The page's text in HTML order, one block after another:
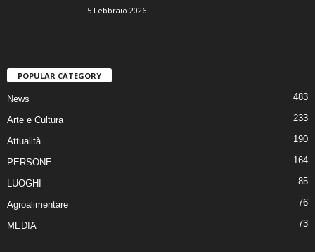
5 Febbraio 2026
POPULAR CATEGORY
News 483
Arte e Cultura 233
Attualità 190
PERSONE 164
LUOGHI 85
Agroalimentare 76
MEDIA 73